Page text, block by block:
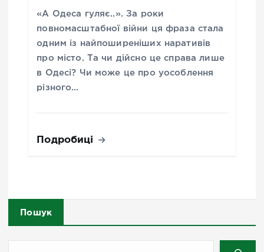
«А Одеса гуляє..». За роки
повномасштабної війни ця фраза стала
одним із найпоширеніших наративів
про місто. Та чи дійсно це справа лише
в Одесі? Чи може це про уособлення
різного…
Подробиці
Пошук